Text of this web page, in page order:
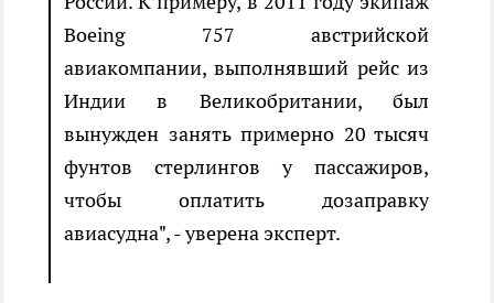
Boeing 757 австрийской
авиакомпании, выполнявший рейс из
Индии в Великобритании, был
вынужден занять примерно 20 тысяч
фунтов стерлингов у пассажиров,
чтобы оплатить дозаправку
авиасудна", - уверена эксперт.